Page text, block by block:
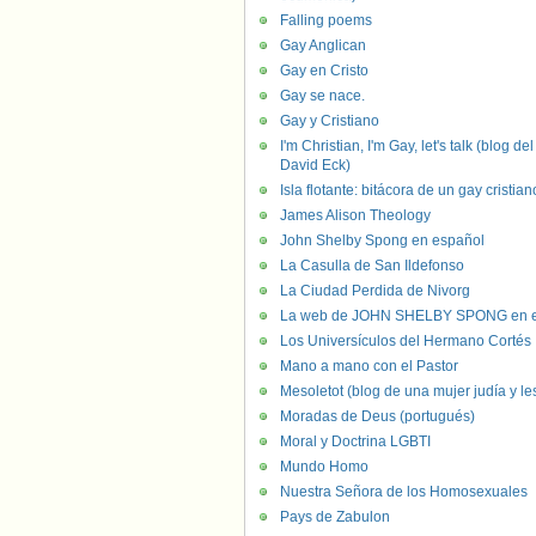
Falling poems
Gay Anglican
Gay en Cristo
Gay se nace.
Gay y Cristiano
I'm Christian, I'm Gay, let's talk (blog del
David Eck)
Isla flotante: bitácora de un gay
James Alison Theology
John Shelby Spong en español
La Casulla de San Ildefonso
La Ciudad Perdida de Nivorg
La web de JOHN SHELBY SPONG en
Los Universículos del Hermano Cortés
Mano a mano con el Pastor
Mesoletot (blog de una mujer judía y
Moradas de Deus (portugués)
Moral y Doctrina LGBTI
Mundo Homo
Nuestra Señora de los Homosexuales
Pays de Zabulon